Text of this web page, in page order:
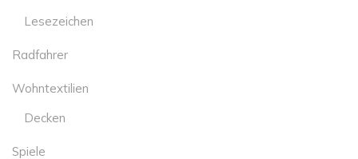
Lesezeichen
Radfahrer
Wohntextilien
Decken
Spiele